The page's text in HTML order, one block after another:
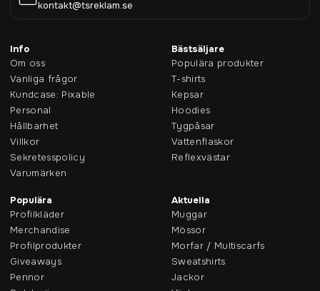
kontakt@tsreklam.se
Info
Om oss
Vanliga frågor
Kundcase: Pixable
Personal
Hållbarhet
Villkor
Sekretesspolicy
Varumärken
Bästsäljare
Populära produkter
T-shirts
Kepsar
Hoodies
Tygpåsar
Vattenflaskor
Reflexvästar
Populära
Profilkläder
Merchandise
Profilprodukter
Giveaways
Pennor
Aktuella
Muggar
Mössor
Morfar / Multiscarfs
Sweatshirts
Jackor